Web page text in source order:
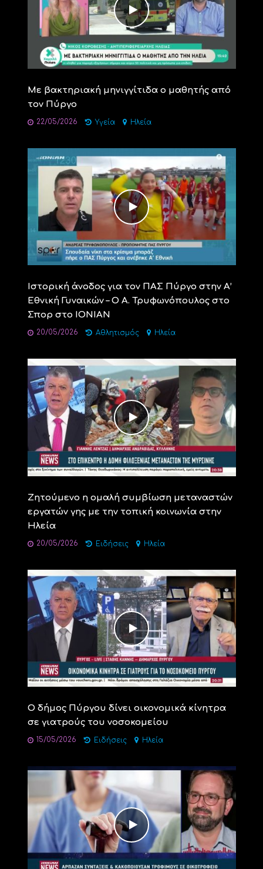
Με βακτηριακή μηνιγγίτιδα ο μαθητής από
τον Πύργο
22/05/2026 Υγεία Ηλεία
Ιστορική άνοδος για τον ΠΑΣ Πύργο στην Α’
Εθνική Γυναικών – Ο Α. Τρυφωνόπουλος στο
Σπορ στο ΙΟΝΙΑΝ
20/05/2026 Αθλητισμός Ηλεία
Ζητούμενο η ομαλή συμβίωση μεταναστών
εργατών γης με την τοπική κοινωνία στην
Ηλεία
20/05/2026 Ειδήσεις Ηλεία
Ο δήμος Πύργου δίνει οικονομικά κίνητρα
σε γιατρούς του νοσοκομείου
15/05/2026 Ειδήσεις Ηλεία